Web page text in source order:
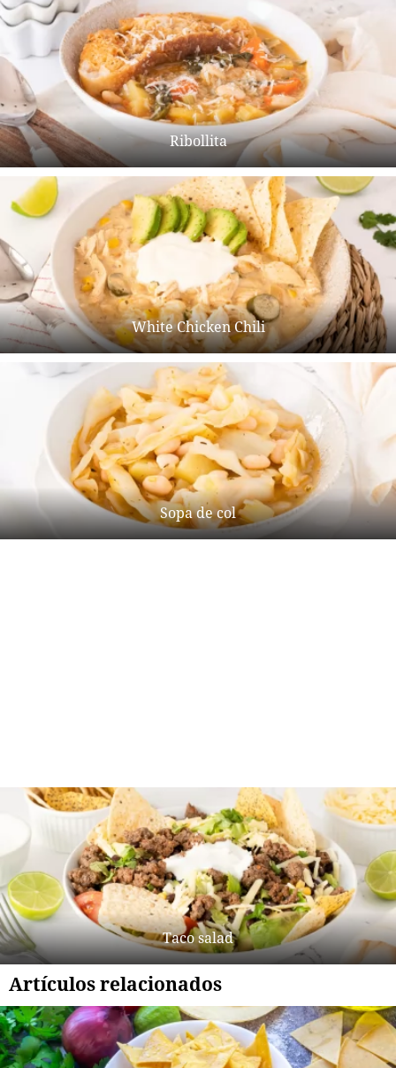
Ribollita
White Chicken Chili
Sopa de col
Taco salad
Artículos relacionados